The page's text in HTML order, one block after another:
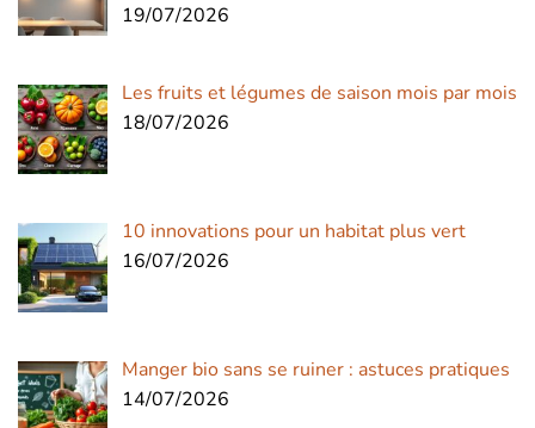
19/07/2026
Les fruits et légumes de saison mois par mois
18/07/2026
10 innovations pour un habitat plus vert
16/07/2026
Manger bio sans se ruiner : astuces pratiques
14/07/2026